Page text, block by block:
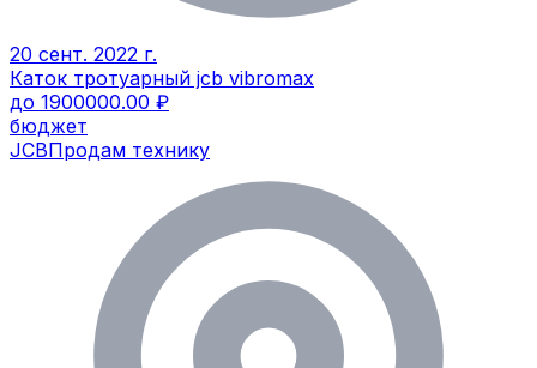
20 сент. 2022 г.
Каток тротуарный jcb vibromax
до 1900000.00 ₽
бюджет
JCBПродам технику